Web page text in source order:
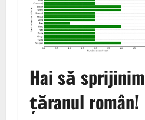
Hai să sprijinim
țăranul român!